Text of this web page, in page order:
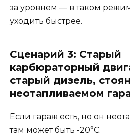
за уровнем — в таком
уходить быстрее.
Сценарий 3: Старый
карбюраторный
старый дизель,
неотапливаемом
Если гараж есть, но он
там может быть -20°C.